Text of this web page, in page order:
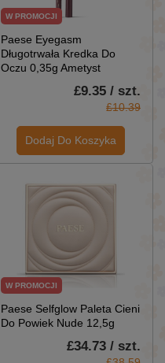
W PROMOCJI
Paese Eyegasm
Długotrwała Kredka Do
Oczu 0,35g Ametyst
£9.35 / szt.
£10.39
Dodaj Do Koszyka
W PROMOCJI
Paese Selfglow Paleta Cieni
Do Powiek Nude 12,5g
£34.73 / szt.